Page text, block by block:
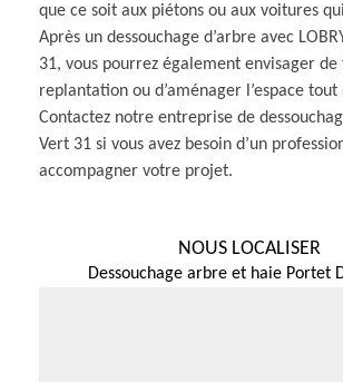
que ce soit aux piétons ou aux voitures
Après un dessouchage d’arbre avec
31, vous pourrez également envisager
replantation ou d’aménager l’espace
Contactez notre entreprise de
Vert 31 si vous avez besoin d’un
accompagner votre projet.
NOUS LOCALISER
Dessouchage arbre et haie Portet